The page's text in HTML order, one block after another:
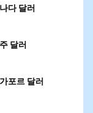
다 달러
달러
포르 달러